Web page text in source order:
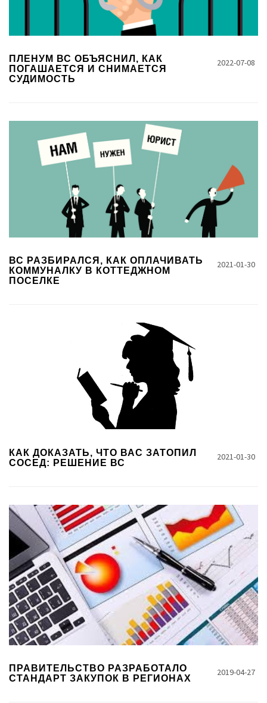
2022-07-08
ПЛЕНУМ ВС ОБЪЯСНИЛ, КАК
ПОГАШАЕТСЯ И СНИМАЕТСЯ
СУДИМОСТЬ
2021-01-30
ВС РАЗБИРАЛСЯ, КАК ОПЛАЧИВАТЬ
КОММУНАЛКУ В КОТТЕДЖНОМ
ПОСЕЛКЕ
2021-01-30
КАК ДОКАЗАТЬ, ЧТО ВАС ЗАТОПИЛ
СОСЕД: РЕШЕНИЕ ВС
2019-04-27
ПРАВИТЕЛЬСТВО РАЗРАБОТАЛО
СТАНДАРТ ЗАКУПОК В РЕГИОНАХ